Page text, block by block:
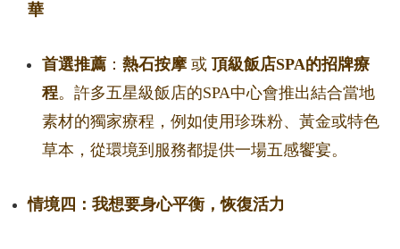
華
首選推薦 ： 熱石按摩或 頂級飯店SPA的招牌療
程。許多五星級飯店的SPA中心會推出結合當地
素材的獨家療程，例如使用珍珠粉、黃金或特色
草本，從環境到服務都提供一場五感饗宴。
情境四：我想要身心平衡，恢復活力